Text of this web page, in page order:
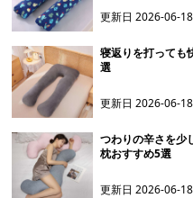
更新日2026-06-18
寝返りを打っても
選
更新日2026-06-18
つわりの辛さを少
枕おすすめ5選
更新日2026-06-18